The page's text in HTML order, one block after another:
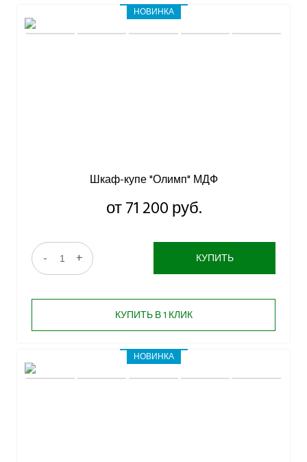
Шкаф-купе "Олимп" МДФ
от 71 200 руб.
- + КУПИТЬ
КУПИТЬ В 1 КЛИК
НОВИНКА
НОВИНКА